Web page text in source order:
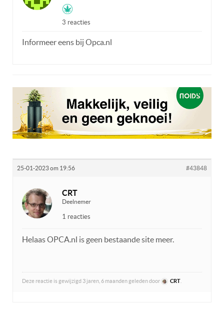
3 reacties
Informeer eens bij Opca.nl
25-01-2023 om 19:56 #43848
CRT
Deelnemer
1 reacties
Helaas OPCA.nl is geen bestaande site meer.
Deze reactie is gewijzigd 3 jaren, 6 maanden geleden door CRT